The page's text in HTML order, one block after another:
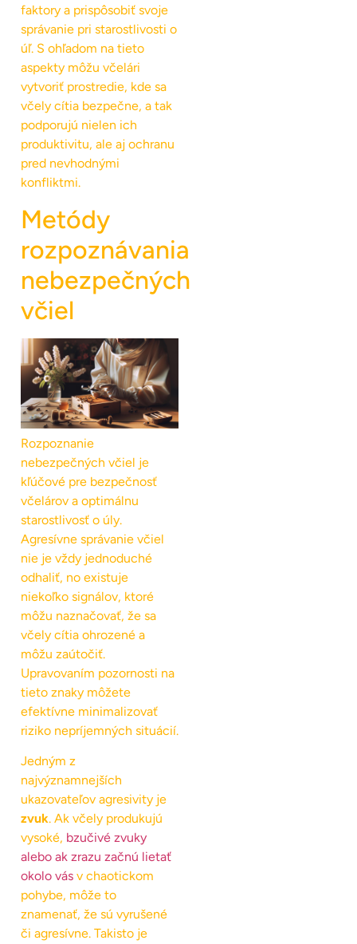
faktory a prispôsobiť svoje
správanie pri starostlivosti o
úľ. S ohľadom na tieto
aspekty môžu včelári
vytvoriť prostredie, kde sa
včely cítia bezpečne, a tak
podporujú nielen ich
produktivitu, ale aj ochranu
pred nevhodnými
konfliktmi.
Metódy
rozpoznávania
nebezpečných
včiel
Rozpoznanie
nebezpečných včiel je
kľúčové pre bezpečnosť
včelárov a optimálnu
starostlivosť o úly.
Agresívne správanie včiel
nie je vždy jednoduché
odhaliť, no existuje
niekoľko signálov, ktoré
môžu naznačovať, že sa
včely cítia ohrozené a
môžu zaútočiť.
Upravovaním pozornosti na
tieto znaky môžete
efektívne minimalizovať
riziko nepríjemných situácií.
Jedným z
najvýznamnejších
ukazovateľov agresivity je
zvuk. Ak včely produkujú
vysoké, bzučivé zvuky
alebo ak zrazu začnú lietať
okolo vás v chaotickom
pohybe, môže to
znamenať, že sú vyrušené
či agresívne. Takisto je